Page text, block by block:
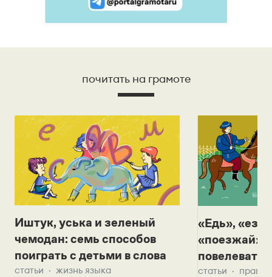
почитать на грамоте
Иштук, уська и зеленый
чемодан: семь способов
поиграть с детьми в слова
статьи жизнь языка
«Едь»,
«поезжай»?
повелевать
статьи